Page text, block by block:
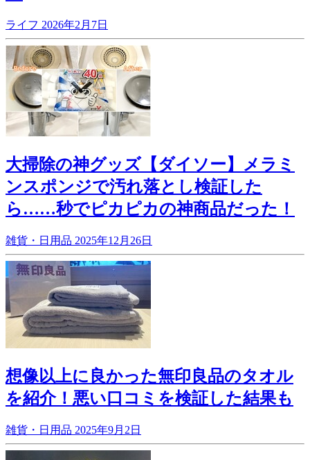
ライフ 2026年2月7日
大掃除の神グッズ【ダイソー】メラミ
ンスポンジで汚れ落とし検証した
ら……秒でピカピカの神商品だった！
雑貨・日用品 2025年12月26日
想像以上に良かった無印良品のタオル
を紹介！悪い口コミを検証した結果も
雑貨・日用品 2025年9月2日